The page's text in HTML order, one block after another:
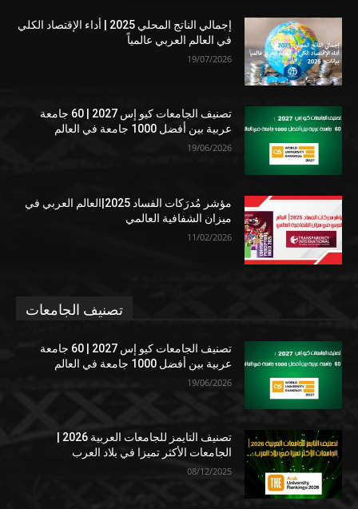
إجمالي الناتج المحلي 2025 | أداء الإقتصاد الكلي
في العالم العربي عالمياً
19/07/2026
تصنيف الجامعات كيو إس 2027 | 60 جامعة
عربية بين أفضل 1000 جامعة في العالم
19/06/2026
مؤشر مُدرَكات الفساد 2025|العالم العربي في
ميزان الشفافية العالمي
11/02/2026
تصنيف الجامعات
تصنيف الجامعات كيو إس 2027 | 60 جامعة
عربية بين أفضل 1000 جامعة في العالم
19/06/2026
الجامعات الأكثر تميزا في بلاد العرب
08/12/2025